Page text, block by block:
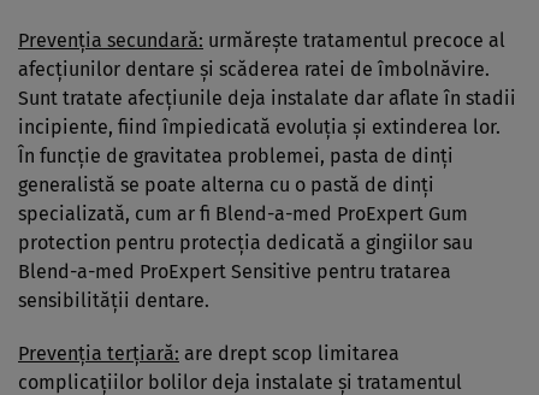
Prevenţia secundară: urmăreşte tratamentul precoce al
afecţiunilor dentare şi scăderea ratei de îmbolnăvire.
Sunt tratate afecţiunile deja instalate dar aflate în stadii
incipiente, fiind împiedicată evoluţia şi extinderea lor.
În funcţie de gravitatea problemei, pasta de dinţi
generalistă se poate alterna cu o pastă de dinţi
specializată, cum ar fi Blend-a-med ProExpert Gum
protection pentru protecţia dedicată a gingiilor sau
Blend-a-med ProExpert Sensitive pentru tratarea
sensibilităţii dentare.
Prevenţia terţiară: are drept scop limitarea
complicaţiilor bolilor deja instalate şi tratamentul